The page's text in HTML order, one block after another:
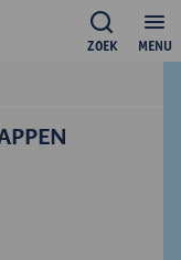
MENU
ZOEK